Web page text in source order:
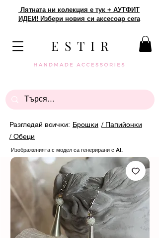
Лятната ни колекция е тук + АУТФИТ
ИДЕИ! Избери новия си аксесоар сега
E S T I R
Разгледай всички: Брошки / Папийонки
/ Обеци
Изображенията с модел са генерирани с AI.